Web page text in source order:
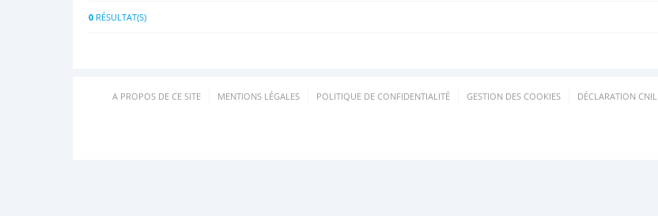
0 RÉSULTAT(S)
A PROPOS DE CE SITE MENTIONS LÉGALES POLITIQUE DE CONFIDENTIALITÉ GESTION DES COOKIES DÉCLARATION CNIL